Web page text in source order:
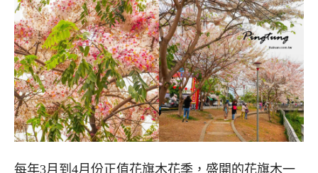
每年3月到4月份正值花旗木花季，盛開的花旗木一